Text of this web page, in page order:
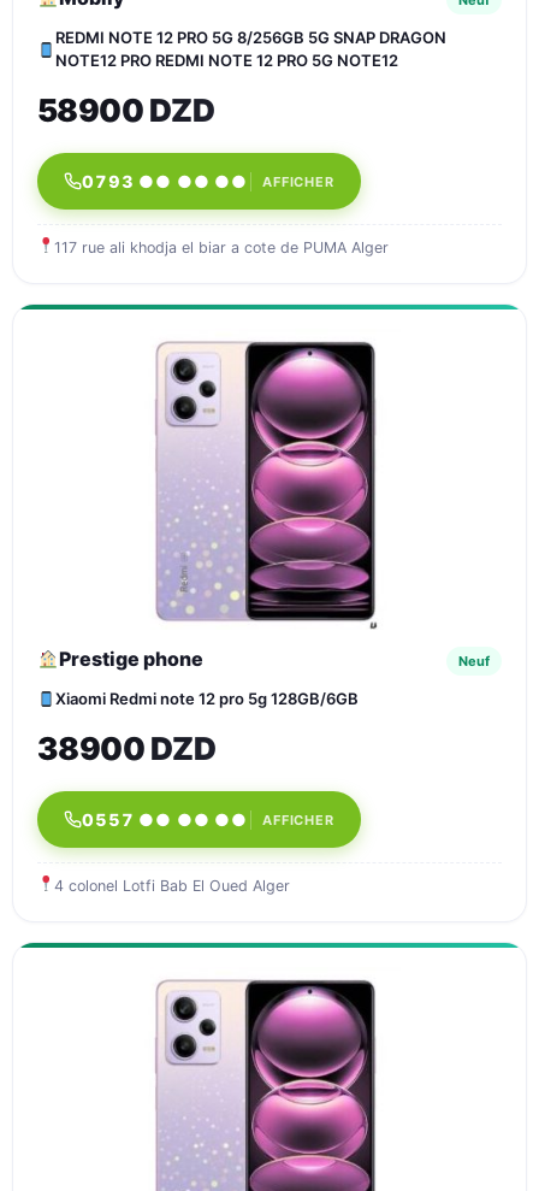
REDMI NOTE 12 PRO 5G 8/256GB 5G SNAP DRAGON
NOTE12 PRO REDMI NOTE 12 PRO 5G NOTE12
58900 DZD
0793 ●● ●● ●● AFFICHER
117 rue ali khodja el biar a cote de PUMA Alger
Prestige phone Neuf
Xiaomi Redmi note 12 pro 5g 128GB/6GB
38900 DZD
0557 ●● ●● ●● AFFICHER
4 colonel Lotfi Bab El Oued Alger